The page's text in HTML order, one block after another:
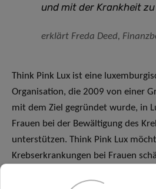
und mit der Krankheit
erklärt Freda Deed,
Think Pink Lux ist eine
Organisation, die 2009 von einer
mit dem Ziel gegründet wurde, in
Frauen bei der Bewältigung des
unterstützen. Think Pink Lux
Krebserkrankungen bei Frauen